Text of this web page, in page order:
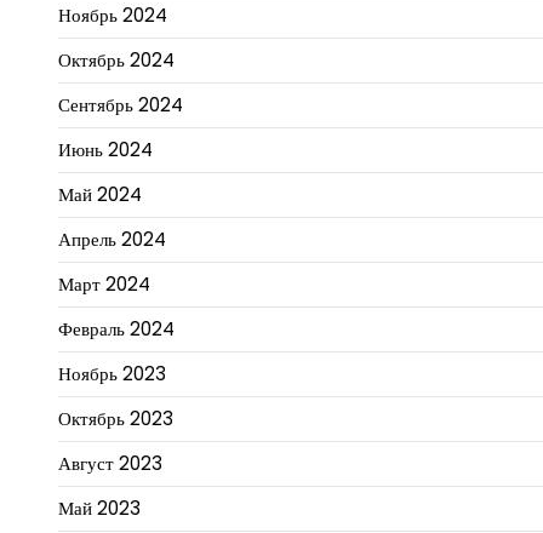
Ноябрь 2024
Октябрь 2024
Сентябрь 2024
Июнь 2024
Май 2024
Апрель 2024
Март 2024
Февраль 2024
Ноябрь 2023
Октябрь 2023
Август 2023
Май 2023